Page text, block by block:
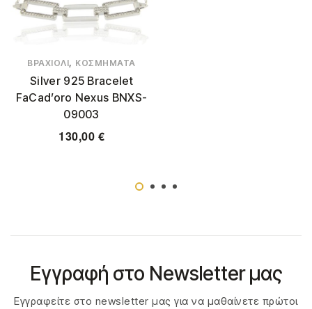
ΒΡΑΧΙΌΛΙ, ΚΟΣΜΉΜΑΤΑ
Silver 925 Bracelet
FaCad’oro Nexus BNXS-
09003
130,00 €
Εγγραφή στο Newsletter μας
Εγγραφείτε στο newsletter μας για να μαθαίνετε πρώτοι